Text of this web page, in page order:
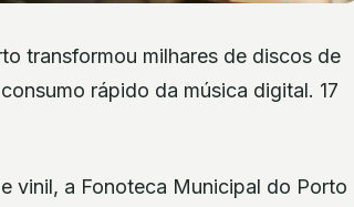
transformou milhares de discos de
rápido da música digital. 17
vinil, a Fonoteca Municipal do Porto